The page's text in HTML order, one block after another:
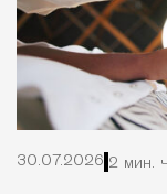
30.07.2026 2 мин.